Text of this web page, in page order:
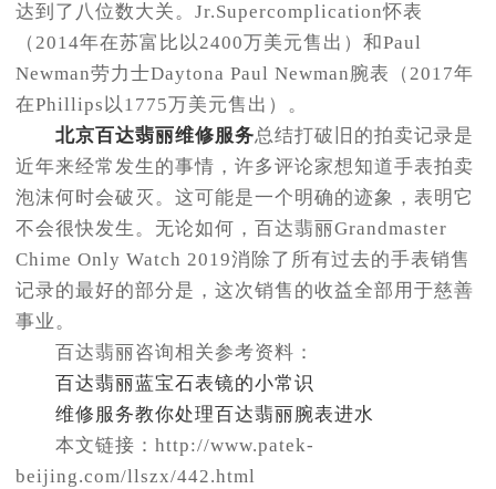
达到了八位数大关。Jr.Supercomplication怀表
（2014年在苏富比以2400万美元售出）和Paul
Newman劳力士Daytona Paul Newman腕表（2017年
在Phillips以1775万美元售出）。
北京百达翡丽维修服务总结打破旧的拍卖记录是
近年来经常发生的事情，许多评论家想知道手表拍卖
泡沫何时会破灭。这可能是一个明确的迹象，表明它
不会很快发生。无论如何，百达翡丽Grandmaster
Chime Only Watch 2019消除了所有过去的手表销售
记录的最好的部分是，这次销售的收益全部用于慈善
事业。
百达翡丽咨询相关参考资料：
百达翡丽蓝宝石表镜的小常识
维修服务教你处理百达翡丽腕表进水
本文链接：http://www.patek-
beijing.com/llszx/442.html